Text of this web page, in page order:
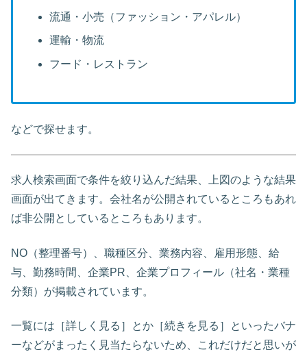
流通・小売（ファッション・アパレル）
運輸・物流
フード・レストラン
などで探せます。
求人検索画面で条件を絞り込んだ結果、上図のような結果
画面が出てきます。会社名が公開されているところもあれ
ば非公開としているところもあります。
NO（整理番号）、職種区分、業務内容、雇用形態、給
与、勤務時間、企業PR、企業プロフィール（社名・業種
分類）が掲載されています。
一覧には［詳しく見る］とか［続きを見る］といったバナ
ーなどがまったく見当たらないため、これだけだと思いが